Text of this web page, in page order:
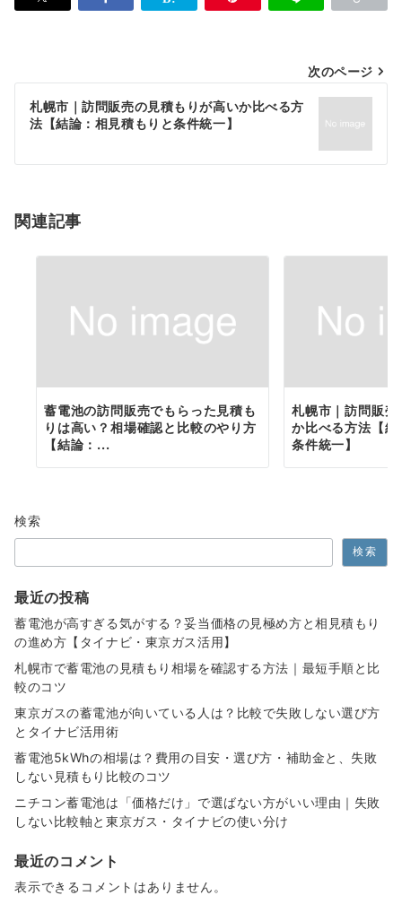
稿
ナ
ビ
ー
次のページ
札幌市｜訪問販売の見積もりが高いか比べる方
法【結論：相見積もりと条件統一】
関連記事
蓄電池の訪問販売でもらった見積も
りは高い？相場確認と比較のやり方
【結論：...
札幌市｜訪問販
か比べる方法【
条件統一】
検索
検索
最近の投稿
蓄電池が高すぎる気がする？妥当価格の見極め方と相見積もり
の進め方【タイナビ・東京ガス活用】
札幌市で蓄電池の見積もり相場を確認する方法｜最短手順と比
較のコツ
東京ガスの蓄電池が向いている人は？比較で失敗しない選び方
とタイナビ活用術
蓄電池5kWhの相場は？費用の目安・選び方・補助金と、失敗
しない見積もり比較のコツ
ニチコン蓄電池は「価格だけ」で選ばない方がいい理由｜失敗
しない比較軸と東京ガス・タイナビの使い分け
最近のコメント
表示できるコメントはありません。